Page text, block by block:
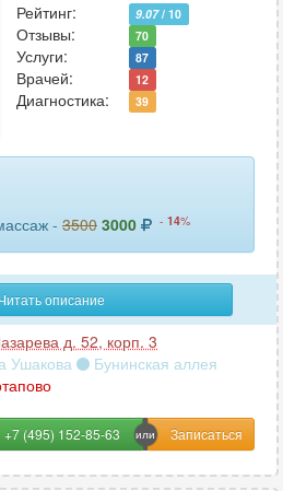
Рейтинг:
9.07/ 10
Отзывы: 70
Услуги: 87
Врачей: 12
Диагностика: 39
- 3500 3000 - 14%
Читать описание
д. 52, корп. 3
Ушакова
Бунинская аллея
+7 (495) 152-85-63